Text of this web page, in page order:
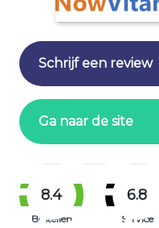
Schrijf een review
Ga naar de site
8.4
Bestellen
6.8
Service